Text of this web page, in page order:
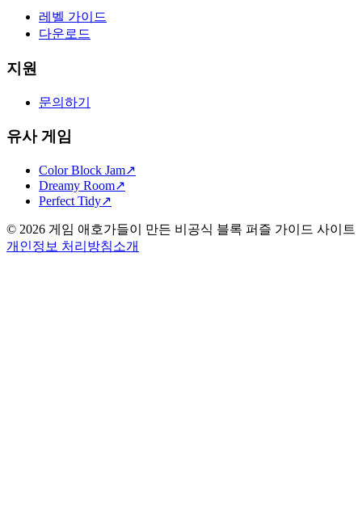
레벨 가이드
다운로드
지원
문의하기
유사 게임
Color Block Jam↗️
Dreamy Room↗️
Perfect Tidy↗️
© 2026 게임 애호가들이 만든 비공식 블록 퍼즐 가이드 사이트
개인정보 처리방침소개